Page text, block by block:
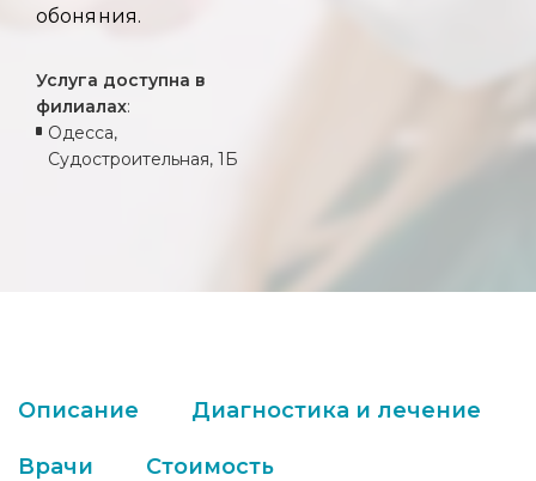
обоняния.
Услуга доступна в
филиалах:
Одесса,
Судостроительная, 1Б
Описание Диагностика и лечение
Врачи Стоимость